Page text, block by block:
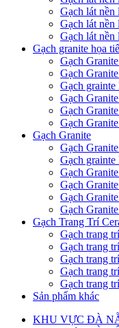
Gạch lát
Gạch lát
Gạch lát
Gạch granite họa
Gạch
Gạch
Gạch
Gạch
Gạch
Gạch
Gạch Granite
Gạch
Gạch
Gạch
Gạch
Gạch
Gạch
Gạch Trang Trí
Gạch trang
Gạch trang
Gạch trang
Gạch trang
Gạch trang
Sản phẩm khác
KHU VỰC ĐÀ